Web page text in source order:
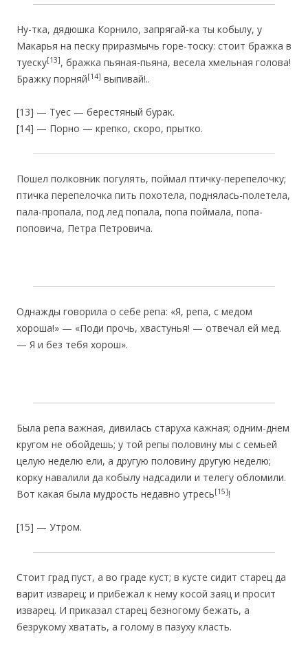
Ну-тка, дядюшка Корнило, запрягай-ка ты кобылу, у
Макарья на песку приразмычь горе-тоску: стоит бражка в
туеску[13], бражка пьяная-пьяна, весела хмельная голова!
Бражку порняй[14] выпивай!..
[13] — Туес — берестяный бурак.
[14] — Порно — крепко, скоро, прытко.
Пошел полковник погулять, поймал птичку-перепелочку;
птичка перепелочка пить похотела, поднялась-полетела,
пала-пропала, под лед попала, попа поймала, попа-
поповича, Петра Петровича.
Однажды говорила о себе репа: «Я, репа, с медом
хороша!» — «Поди прочь, хвастунья! — отвечал ей мед.
— Я и без тебя хорош».
Была репа важная, дивилась старуха кажная; одним-днем
кругом не обойдешь; у той репы половину мы с семьей
целую неделю ели, а другую половину другую неделю;
корку навалили да кобылу надсадили и телегу обломили.
Вот какая была мудрость недавно утресь[15]!
[15] — Утром.
Стоит град пуст, а во граде куст; в кусте сидит старец да
варит изварец; и прибежал к нему косой заяц и просит
изварец. И приказал старец безногому бежать, а
безрукому хватать, а голому в пазуху класть.